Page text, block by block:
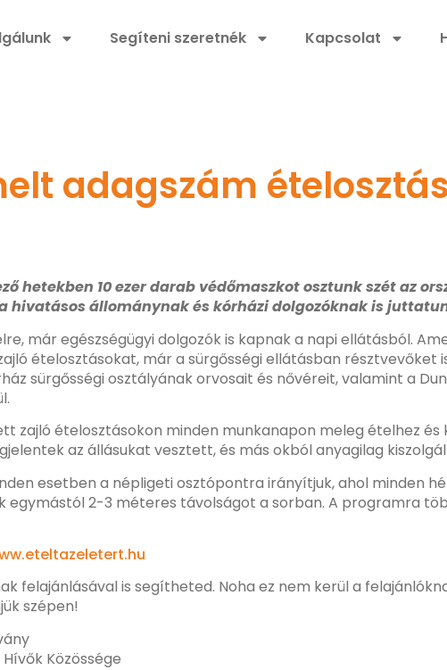
Segíteni szeretnék Kapcsolat
adagszám
hetekben 10 ezer darab védőmaszkot osztunk szét az
állománynak és kórházi dolgozóknak is
már egészségügyi dolgozók is kapnak a napi ellátásból.
ételosztásokat, már a sürgősségi ellátásban résztvevőket
sürgősségi osztályának orvosait és nővéreit, valamint a
zajló ételosztásokon minden munkanapon meleg ételhez
az állásukat vesztett, és más okból anyagilag
esetben a népligeti osztópontra irányítjuk, ahol minden
2-3 méteres távolságot a sorban. A programra
felajánlásával is segítheted. Noha ez nem kerül a
szépen!
Közössége